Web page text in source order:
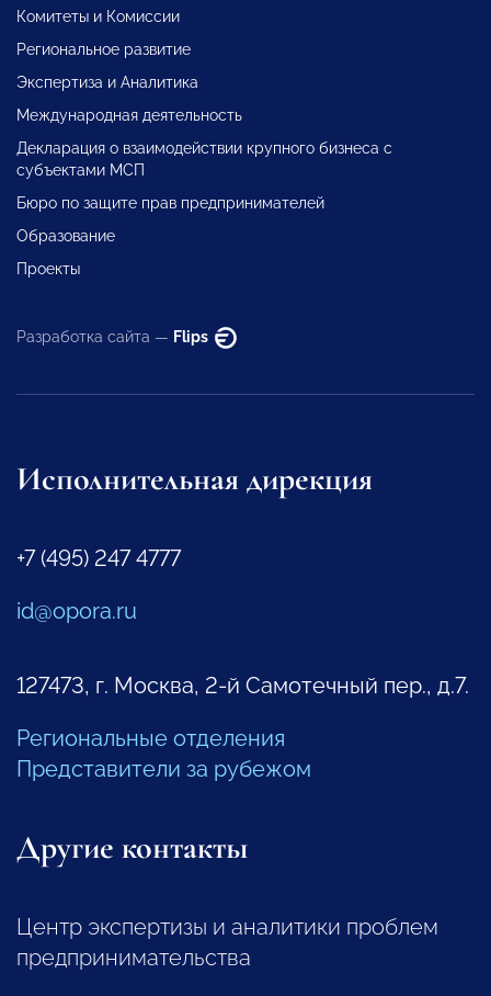
Комитеты и Комиссии
Региональное развитие
Экспертиза и Аналитика
Международная деятельность
Декларация о взаимодействии крупного бизнеса с
субъектами МСП
Бюро по защите прав предпринимателей
Образование
Проекты
Разработка сайта — Flips
Исполнительная дирекция
+7 (495) 247 4777
id@opora.ru
127473, г. Москва, 2-й Самотечный пер., д.7.
Региональные отделения
Представители за рубежом
Другие контакты
Центр экспертизы и аналитики проблем
предпринимательства